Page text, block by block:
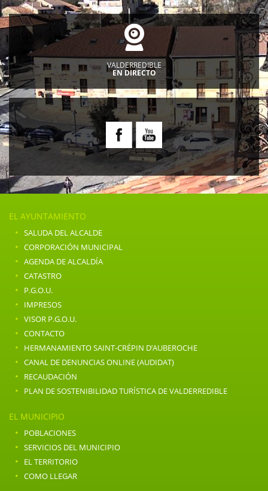
VALDERREDIBLE
EN DIRECTO
EL AYUNTAMIENTO
· SALUDA DEL ALCALDE
· CORPORACIÓN MUNICIPAL
· AGENDA DE ALCALDÍA
· CATASTRO
· P.G.O.U.
· IMPRESOS
· VISOR P.G.O.U.
· CONTACTO
· HERMANAMIENTO SAINT-CRÉPIN D’AUBEROCHE
· CANAL DE DENUNCIAS ONLINE (AUDIDAT)
· RECAUDACIÓN
· PLAN DE SOSTENIBILIDAD TURÍSTICA DE VALDERREDIBLE
EL MUNICIPIO
· POBLACIONES
· SERVICIOS DEL MUNICIPIO
· EL TERRITORIO
· COMO LLEGAR